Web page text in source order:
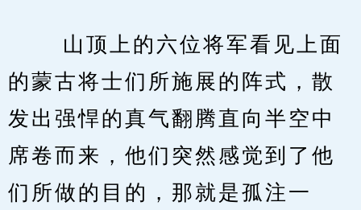
山顶上的六位将军看见上面
的蒙古将士们所施展的阵式，散
发出强悍的真气翻腾直向半空中
席卷而来，他们突然感觉到了他
们所做的目的，那就是孤注一